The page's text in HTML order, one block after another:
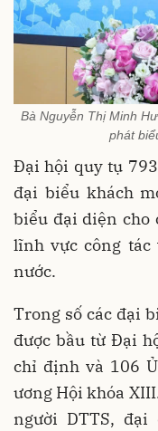
Bà Nguyễn Thị Minh
phát
Đại hội quy tụ
đại biểu khách
biểu đại diện cho
lĩnh vực công
nước.
Trong số các đại
được bầu từ Đại
chỉ định và 106
ương Hội khóa
người DTTS,